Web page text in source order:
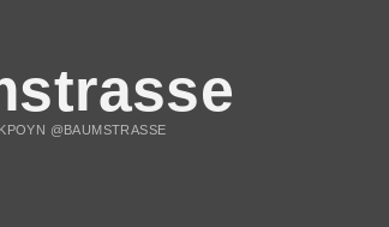
ΚΡΟΥΝ @BAUMSTRASSE